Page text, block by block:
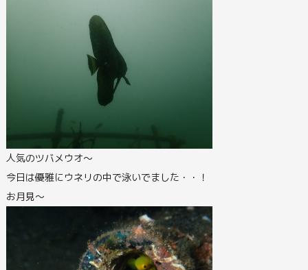
人気のツバメウオ～
今日は優雅にウネリの中で泳いでました・・！
お月見～